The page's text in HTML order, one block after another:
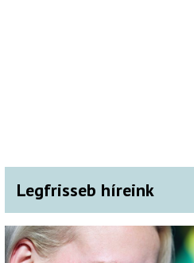
Legfrisseb híreink